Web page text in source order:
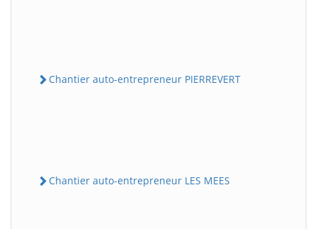
Chantier auto-entrepreneur PIERREVERT
Chantier auto-entrepreneur LES MEES